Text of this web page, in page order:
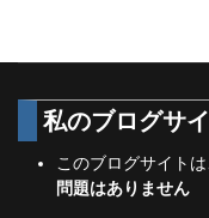
私のブログサ
このブログサイトは
問題はありません